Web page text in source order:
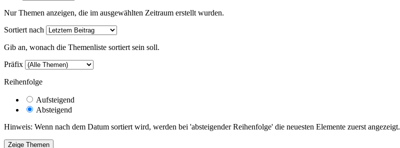
Nur Themen anzeigen, die im ausgewählten Zeitraum erstellt wurden.
Sortiert nach
Gib an, wonach die Themenliste sortiert sein soll.
Präfix
Reihenfolge
Aufsteigend
Absteigend
Hinweis: Wenn nach dem Datum sortiert wird, werden bei 'absteigender Reihenfolge' die neuesten Elemente zuerst angezeigt.